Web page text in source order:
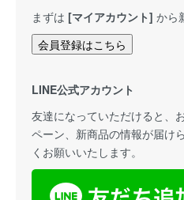
まずは [マイアカウント] から
会員登録はこちら
LINE公式アカウント
友達になっていただけると、
ペーン、新商品の情報が届け
くお願いいたします。